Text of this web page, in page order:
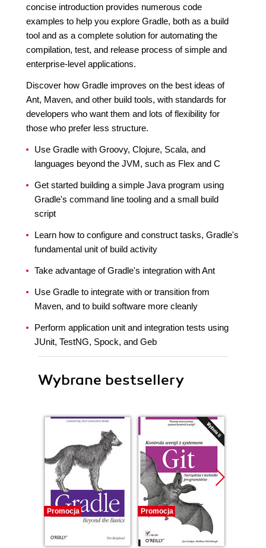
concise introduction provides numerous code
examples to help you explore Gradle, both as a build
tool and as a complete solution for automating the
compilation, test, and release process of simple and
enterprise-level applications.
Discover how Gradle improves on the best ideas of
Ant, Maven, and other build tools, with standards for
developers who want them and lots of flexibility for
those who prefer less structure.
Use Gradle with Groovy, Clojure, Scala, and
languages beyond the JVM, such as Flex and C
Get started building a simple Java program using
Gradle's command line tooling and a small build
script
Learn how to configure and construct tasks, Gradle's
fundamental unit of build activity
Take advantage of Gradle's integration with Ant
Use Gradle to integrate with or transition from
Maven, and to build software more cleanly
Perform application unit and integration tests using
JUnit, TestNG, Spock, and Geb
Wybrane bestsellery
Promocja Promocja